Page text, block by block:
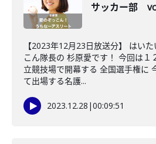
サッカー部
【2023年12月23日放送分】 はい
こん隊長の 杉原愛です！ 今回は１
立競技場で開幕する 全国選手権に
て出場する名護...
2023.12.28 |00:09:51